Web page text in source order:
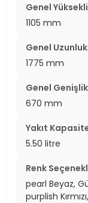
Genel
1105 mm
Genel
1775 mm
Genel
670 mm
Yakıt
5.50 litre
Renk
pearl Beyaz,
purplish